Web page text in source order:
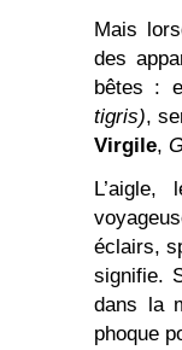
Mais
des
bêtes :
tigris),
Virgile,
L’aigle,
éclairs,
signifie.
dans la
phoque